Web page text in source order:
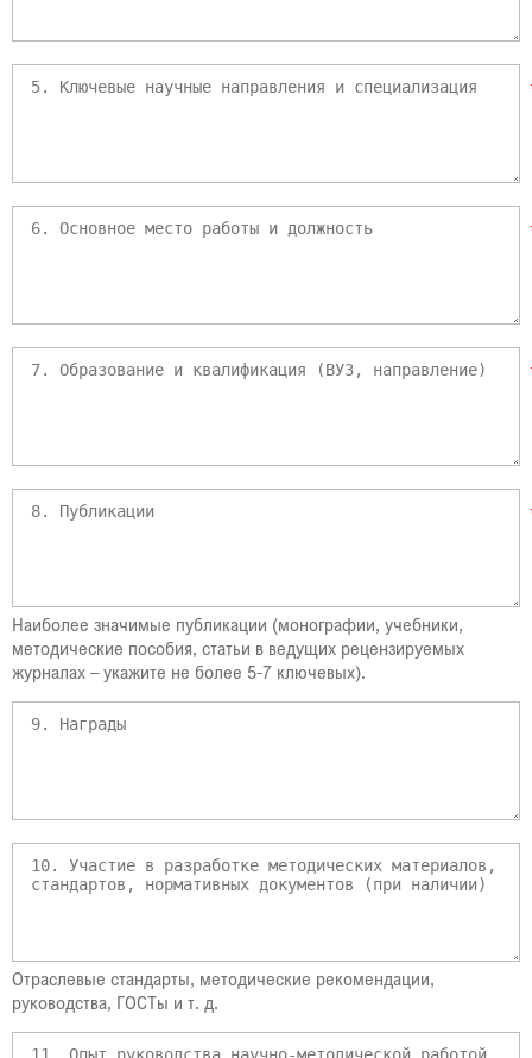
Наиболее значимые публикации (монографии, учебники,
методические пособия, статьи в ведущих рецензируемых
журналах – укажите не более 5-7 ключевых).
Отраслевые стандарты, методические рекомендации,
руководства, ГОСТы и т. д.